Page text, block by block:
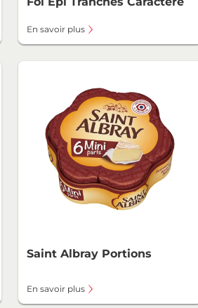
En savoir plus
Saint Albray Portions
En savoir plus